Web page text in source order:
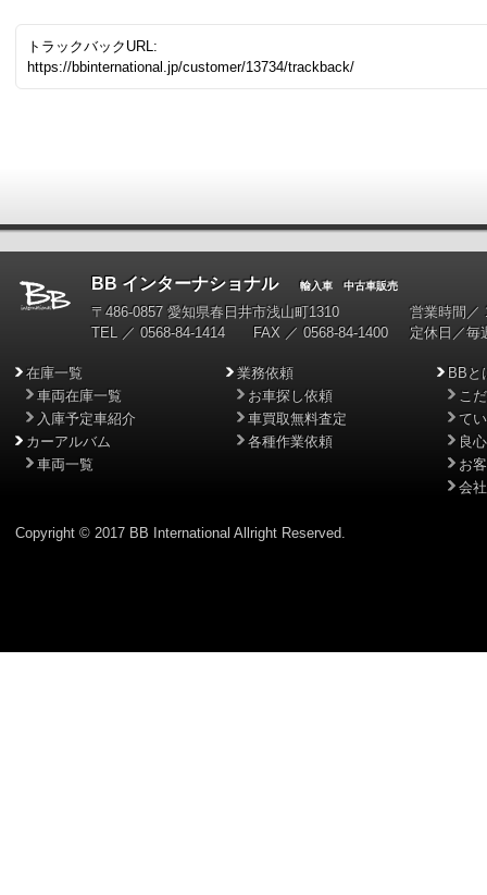
トラックバックURL:
https://bbinternational.jp/customer/13734/trackback/
BB インターナショナル輸入車 中古車販売
〒486-0857 愛知県春日井市浅山町1310
TEL ／ 0568-84-1414 FAX ／ 0568-84-1400
営業時間／
定休日／毎
在庫一覧
車両在庫一覧
入庫予定車紹介
カーアルバム
車両一覧
業務依頼
お車探し依頼
車買取無料査定
各種作業依頼
BBと
こ
て
良
お
会
Copyright © 2017 BB International Allright Reserved.